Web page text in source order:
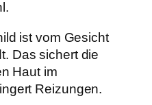
t
:
1
0
ist vom Gesicht
Das sichert die
Haut im
Reizungen.